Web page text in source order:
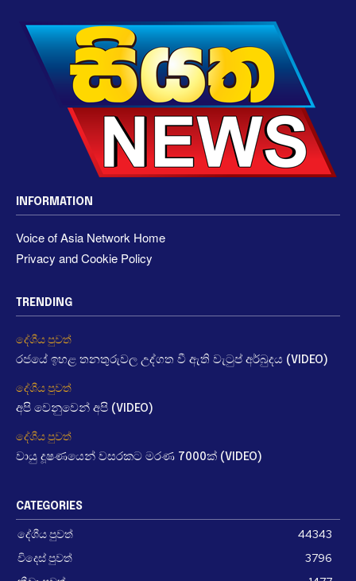
INFORMATION
Voice of Asia Network Home
Privacy and Cookie Policy
TRENDING
දේශීය පුවත්
රජයේ ඉහළ තනතුරුවල උද්ගත වී ඇති වැටුප් අර්බුදය (VIDEO)
දේශීය පුවත්
අපි වෙනුවෙන් අපි (VIDEO)
දේශීය පුවත්
වායු දූෂණයෙන් වසරකට මරණ 7000ක් (VIDEO)
CATEGORIES
දේශීය පුවත්
44343
විදෙස් පුවත්
3796